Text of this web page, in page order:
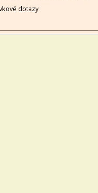
dotazy